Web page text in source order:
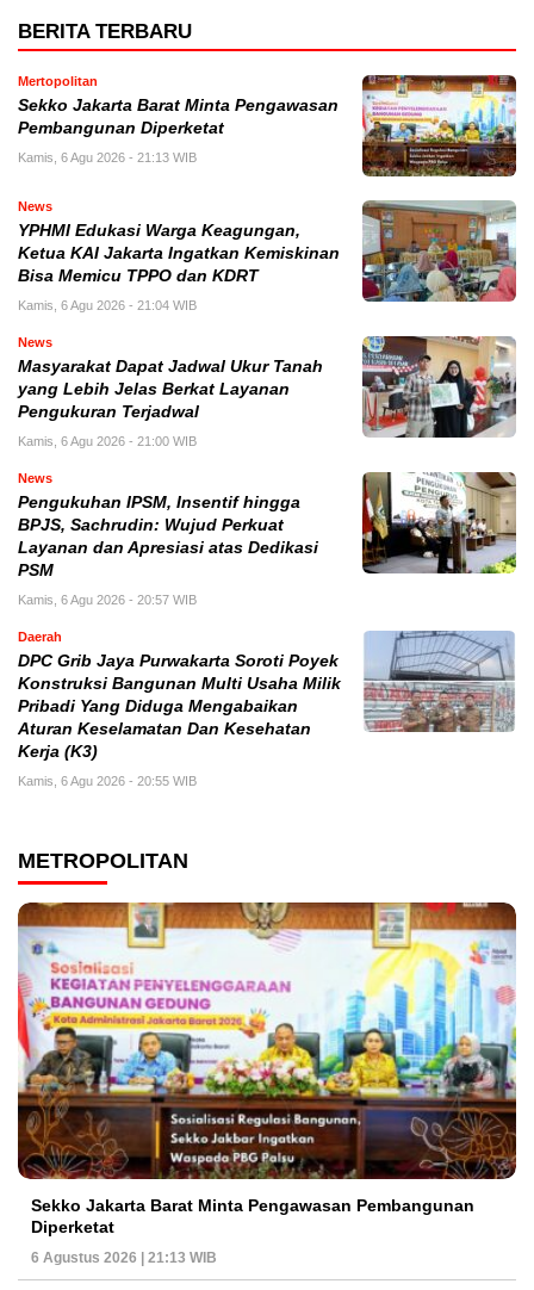
BERITA TERBARU
Mertopolitan
Sekko Jakarta Barat Minta Pengawasan
Pembangunan Diperketat
Kamis, 6 Agu 2026 - 21:13 WIB
News
YPHMI Edukasi Warga Keagungan,
Ketua KAI Jakarta Ingatkan Kemiskinan
Bisa Memicu TPPO dan KDRT
Kamis, 6 Agu 2026 - 21:04 WIB
News
Masyarakat Dapat Jadwal Ukur Tanah
yang Lebih Jelas Berkat Layanan
Pengukuran Terjadwal
Kamis, 6 Agu 2026 - 21:00 WIB
News
Pengukuhan IPSM, Insentif hingga
BPJS, Sachrudin: Wujud Perkuat
Layanan dan Apresiasi atas Dedikasi
PSM
Kamis, 6 Agu 2026 - 20:57 WIB
Daerah
DPC Grib Jaya Purwakarta Soroti Poyek
Konstruksi Bangunan Multi Usaha Milik
Pribadi Yang Diduga Mengabaikan
Aturan Keselamatan Dan Kesehatan
Kerja (K3)
Kamis, 6 Agu 2026 - 20:55 WIB
METROPOLITAN
Sekko Jakarta Barat Minta Pengawasan Pembangunan
Diperketat
6 Agustus 2026 | 21:13 WIB